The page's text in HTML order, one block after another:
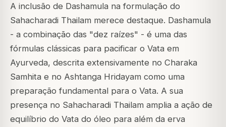
A inclusão de Dashamula na formulação do
Sahacharadi Thailam merece destaque. Dashamula
- a combinação das "dez raízes" - é uma das
fórmulas clássicas para pacificar o Vata em
Ayurveda, descrita extensivamente no Charaka
Samhita e no Ashtanga Hridayam como uma
preparação fundamental para o Vata. A sua
presença no Sahacharadi Thailam amplia a ação de
equilíbrio do Vata do óleo para além da erva